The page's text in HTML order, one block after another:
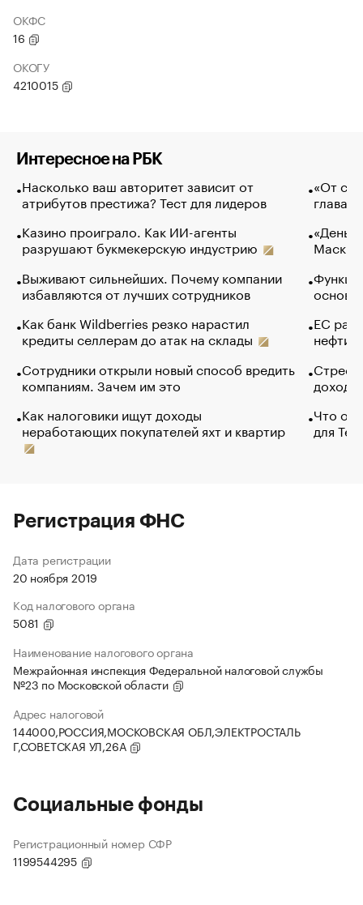
ОКФС
16
ОКОГУ
4210015
Интересное на РБК
Насколько ваш авторитет зависит от
атрибутов престижа? Тест для лидеров
Казино проиграло. Как ИИ-агенты
разрушают букмекерскую индустрию
Выживают сильнейших. Почему компании
избавляются от лучших сотрудников
Как банк Wildberries резко нарастил
кредиты селлерам до атак на склады
Сотрудники открыли новый способ вредить
компаниям. Зачем им это
Как налоговики ищут доходы
неработающих покупателей яхт и квартир
«От
глава
Маск в
основ
ЕС
нефти
Что
для
Регистрация ФНС
Дата регистрации
20 ноября 2019
Код налогового органа
5081
Наименование налогового органа
Межрайонная инспекция Федеральной налоговой службы
№23 по Московской области
Адрес налоговой
144000,РОССИЯ,МОСКОВСКАЯ ОБЛ,ЭЛЕКТРОСТАЛЬ
Г,СОВЕТСКАЯ УЛ,26А
Социальные фонды
Регистрационный номер СФР
1199544295